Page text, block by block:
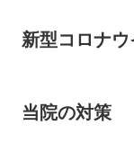
新型コロナ
当院の対策